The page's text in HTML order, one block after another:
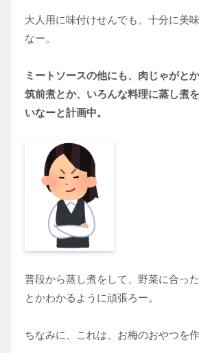
大人用に味付けせんでも、十分に美
なー。
ミートソースの他にも、肉じゃがと
筑前煮とか、いろんな料理に蒸し煮
いなーと計画中。
普段から蒸し煮をして、野菜に合っ
とかわかるように頑張ろー。
ちなみに、これは、お梅のおやつを